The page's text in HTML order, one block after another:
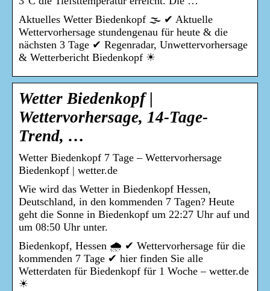
Aktuelles Wetter Biedenkopf 🌫️ ✔ Aktuelle
Wettervorhersage stundengenau für heute & die
nächsten 3 Tage ✔ Regenradar, Unwettervorhersage
& Wetterbericht Biedenkopf ☀
Wetter Biedenkopf |
Wettervorhersage, 14-Tage-
Trend, …
Wetter Biedenkopf 7 Tage – Wettervorhersage
Biedenkopf | wetter.de
Wie wird das Wetter in Biedenkopf Hessen,
Deutschland, in den kommenden 7 Tagen? Heute
geht die Sonne in Biedenkopf um 22:27 Uhr auf und
um 08:50 Uhr unter.
Biedenkopf, Hessen 🌧️ ✔ Wettervorhersage für die
kommenden 7 Tage ✔ hier finden Sie alle
Wetterdaten für Biedenkopf für 1 Woche – wetter.de
☀